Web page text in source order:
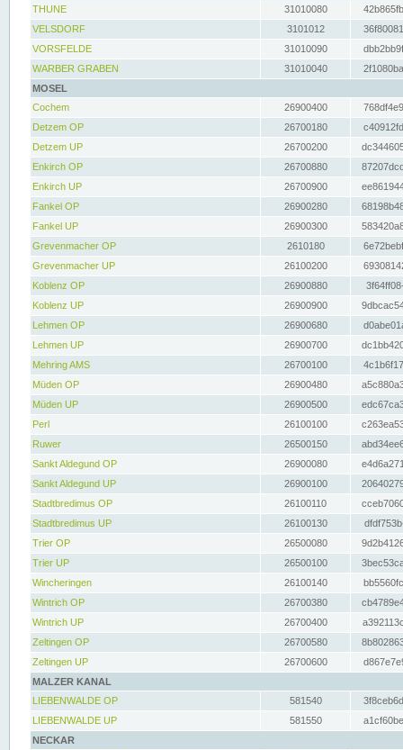
THUNE
31010080
VELSDORF
3101012
VORSFELDE
31010090
WARBER GRABEN
31010040
MOSEL
Cochem
26900400
Detzem OP
26700180
Detzem UP
26700200
Enkirch OP
26700880
Enkirch UP
26700900
Fankel OP
26900280
Fankel UP
26900300
Grevenmacher OP
2610180
Grevenmacher UP
26100200
Koblenz OP
26900880
Koblenz UP
26900900
Lehmen OP
26900680
Lehmen UP
26900700
Mehring AMS
26700100
Müden OP
26900480
Müden UP
26900500
Perl
26100100
Ruwer
26500150
Sankt Aldegund OP
26900080
Sankt Aldegund UP
26900100
Stadtbredimus OP
26100110
Stadtbredimus UP
26100130
Trier OP
26500080
Trier UP
26500100
Wincheringen
26100140
Wintrich OP
26700380
Wintrich UP
26700400
Zeltingen OP
26700580
Zeltingen UP
26700600
MALZER KANAL
LIEBENWALDE OP
581540
LIEBENWALDE UP
581550
NECKAR